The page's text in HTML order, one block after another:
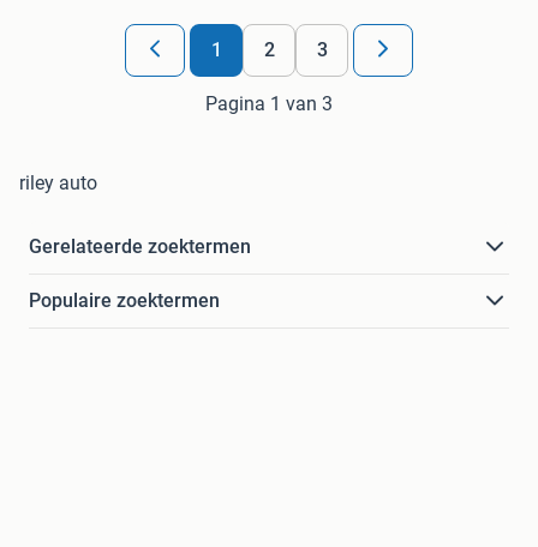
1 2 3
Pagina 1 van 3
riley auto
Gerelateerde zoektermen
Populaire zoektermen